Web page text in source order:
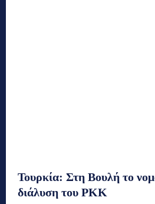
Τουρκία: Στη Βουλή το
διάλυση του PKK